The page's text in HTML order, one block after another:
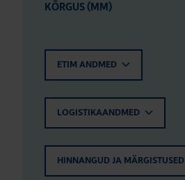
KÕRGUS (MM)
ETIM ANDMED
LOGISTIKAANDMED
HINNANGUD JA MÄRGISTUSED